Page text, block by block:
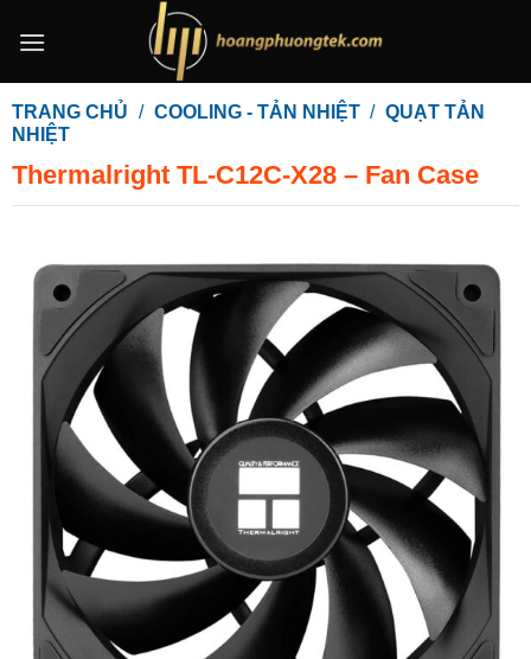
qua
dung
TRANG CHỦ / COOLING - TẢN NHIỆT / QUẠT TẢN
NHIỆT
Thermalright TL-C12C-X28 – Fan Case